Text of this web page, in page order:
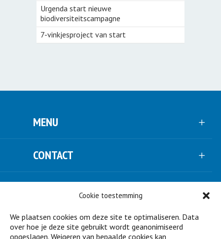
Cookie toestemming
We plaatsen cookies om deze site te optimaliseren. Data
over hoe je deze site gebruikt wordt geanonimiseerd
opgeslagen. Weigeren van bepaalde cookies kan
Urgenda start nieuwe
biodiversiteitscampagne
7-vinkjesproject van start
MENU
CONTACT
NIEUWSBRIEF